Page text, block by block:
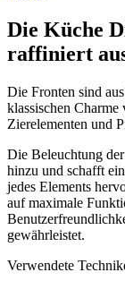
Die Küche
raffiniert
Die Fronten sind
klassischen
Zierelementen und
Die Beleuchtung
hinzu und schafft
jedes Elements
auf maximale
gewährleistet.
Verwendete